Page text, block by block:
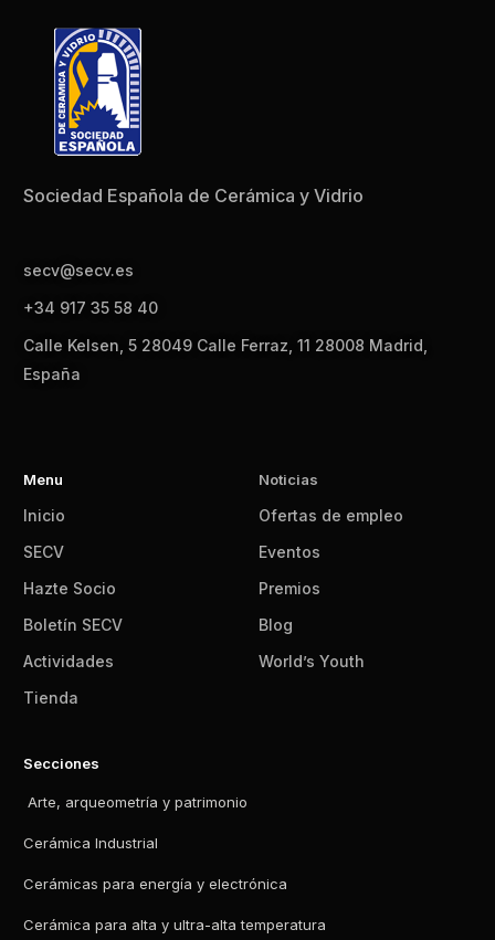
Sociedad Española de Cerámica y Vidrio
secv@secv.es
+34 917 35 58 40
Calle Kelsen, 5 28049 Calle Ferraz, 11 28008 Madrid,
España
Menu
Inicio
SECV
Hazte Socio
Boletín SECV
Actividades
Tienda
Noticias
Ofertas de empleo
Eventos
Premios
Blog
World’s Youth
Secciones
Arte, arqueometría y patrimonio
Cerámica Industrial
Cerámicas para energía y electrónica
Cerámica para alta y ultra-alta temperatura